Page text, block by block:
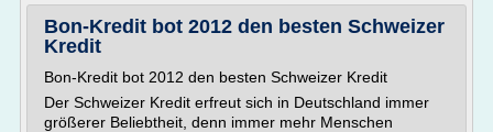
Bon-Kredit bot 2012 den besten Schweizer
Kredit
Bon-Kredit bot 2012 den besten Schweizer Kredit
Der Schweizer Kredit erfreut sich in Deutschland immer
größerer Beliebtheit, denn immer mehr Menschen